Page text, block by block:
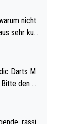
nicht
des Weltm
Self l
d
den A